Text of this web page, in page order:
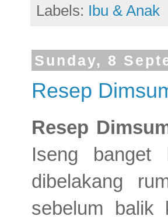
Labels: Ibu & Anak
Sunday, 8
Resep
Resep
Iseng banget
dibelakang
sebelum balik